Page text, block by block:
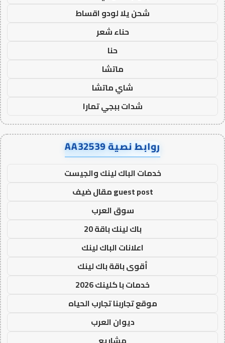
شحن يلا لودو اقساط
حناء شعر
حنا
ماتشا
شاي ماتشا
شدات ببجي تمارا
روابط نصية AA32539
خدمات الباك لينك والجيست
guest post مقال ضيف
سوق العرب
باك لينك باقة 20
اعلانات الباك لينك
أقوى باقة باك لينك
خدمات با كلينك 2026
موقع تجاربنا تجارب الحياه
ديوان العرب